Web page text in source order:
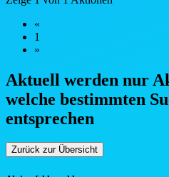
«
1
»
Aktuell werden nur
welche bestimmten
entsprechen
Zurück zur Übersicht